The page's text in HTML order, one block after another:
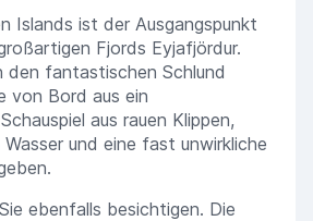
Islands ist der Ausgangspunkt
Fjords Eyjafjördur.
den fantastischen Schlund
von Bord aus ein
aus rauen Klippen,
und eine fast unwirkliche
ebenfalls besichtigen. Die